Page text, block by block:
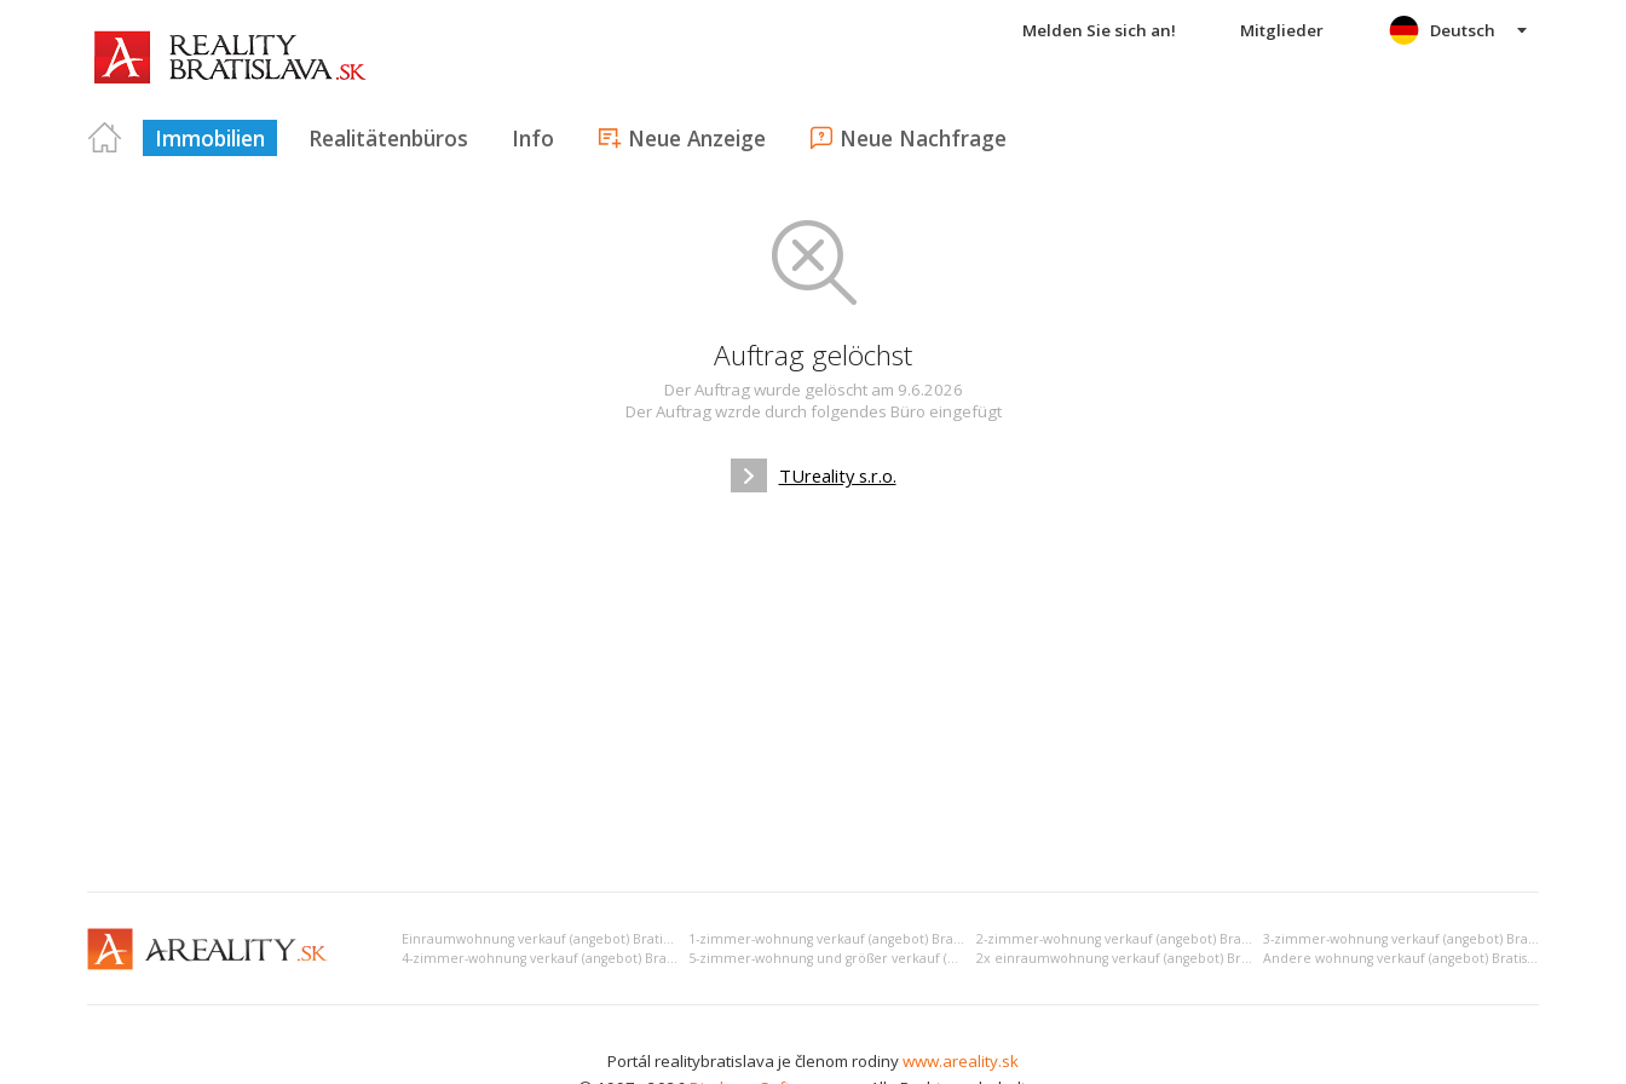
Melden Sie sich an! Mitglieder
Immobilien Realitätenbüros Info Neue Anzeige Neue Nachfrage
Deutsch
Auftrag gelöchst
Der Auftrag wurde gelöscht am 9.6.2026
Der Auftrag wzrde durch folgendes Büro eingefügt
TUreality s.r.o.
Einraumwohnung verkauf (angebot) Bratislava IV 1-zimmer-wohnung verkauf (angebot) Bratislava IV 2-zimmer-wohnung verkauf (angebot) Bratislava IV
3-zimmer-wohnung verkauf (angebot) Bratislava IV
4-zimmer-wohnung verkauf (angebot) Bratislava IV
5-zimmer-wohnung und größer verkauf (angebot) Bratislava IV 2x einraumwohnung verkauf (angebot) Bratislava IV Andere wohnung verkauf (angebot) Bratislava IV
Portál realitybratislava je členom rodinywww.areality.sk